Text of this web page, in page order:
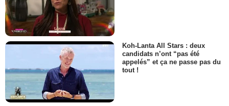
Koh-Lanta All Stars : deux
candidats n’ont “pas été
appelés” et ça ne passe pas du
tout !